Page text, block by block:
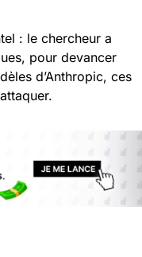
: le chercheur a
pour devancer
d’Anthropic, ces